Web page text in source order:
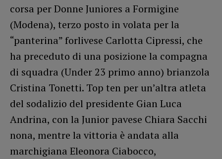
corsa per Donne Juniores a Formigine
(Modena), terzo posto in volata per la
“panterina” forlivese Carlotta Cipressi, che
ha preceduto di una posizione la compagna
di squadra (Under 23 primo anno) brianzola
Cristina Tonetti. Top ten per un’altra atleta
del sodalizio del presidente Gian Luca
Andrina, con la Junior pavese Chiara Sacchi
nona, mentre la vittoria è andata alla
marchigiana Eleonora Ciabocco,